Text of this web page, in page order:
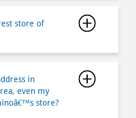
even my
store?
for my order?